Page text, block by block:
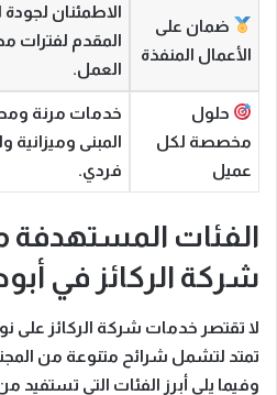
ضمان على
الأعمال المنفذة
الاطمئنان
المقدم لفترات
العمل.
حلول
مخصصة لكل
عميل
خدمات مرنة
المبنى
فردي.
الفئات
شركة الركائز في
لا تقتصر خدمات شركة الركائز على
تمتد لتشمل شرائح متنوعة من
وفيما يلي أبرز الفئات التي تستفيد